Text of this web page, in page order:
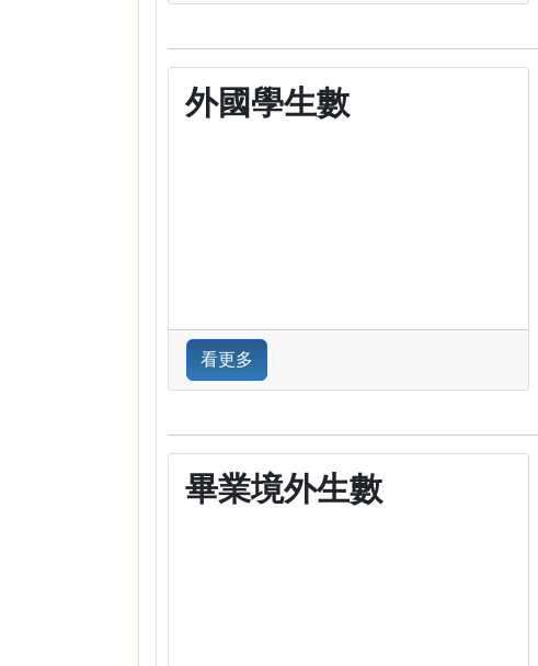
外國學生數
看更多
畢業境外生數